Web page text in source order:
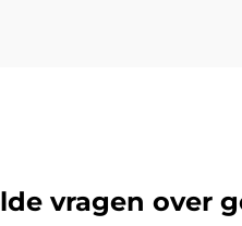
vragen over